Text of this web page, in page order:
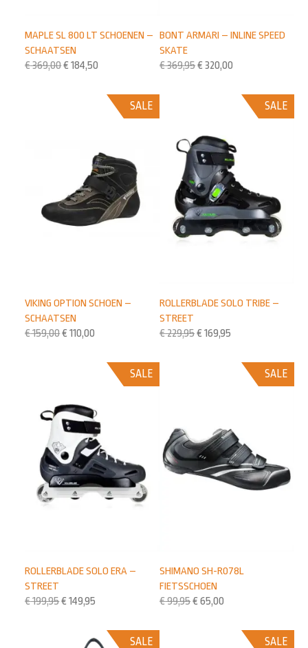
BONT ARMARI – INLINE SPEED
SKATE
€369,95€ 320,00
MAPLE SL 800 LT SCHOENEN –
SCHAATSEN
€369,00€ 184,50
SALE
ROLLERBLADE SOLO TRIBE –
STREET
€229,95€ 169,95
SALE
VIKING OPTION SCHOEN –
SCHAATSEN
€159,00€ 110,00
SALE
SHIMANO SH-R078L
FIETSSCHOEN
€99,95€ 65,00
SALE
ROLLERBLADE SOLO ERA –
STREET
€199,95€ 149,95
SALE
SALE